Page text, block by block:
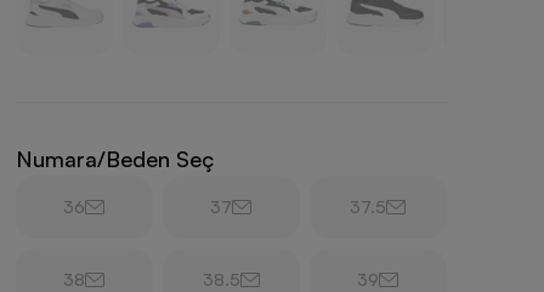
Numara/Beden Seç
36 37 37.5
38 38.5 39